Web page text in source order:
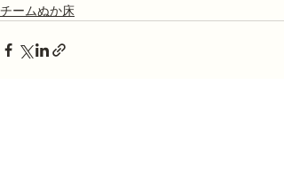
チームぬか床